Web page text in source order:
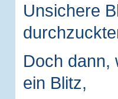
Unsichere
Doch dann,
ein Blitz,